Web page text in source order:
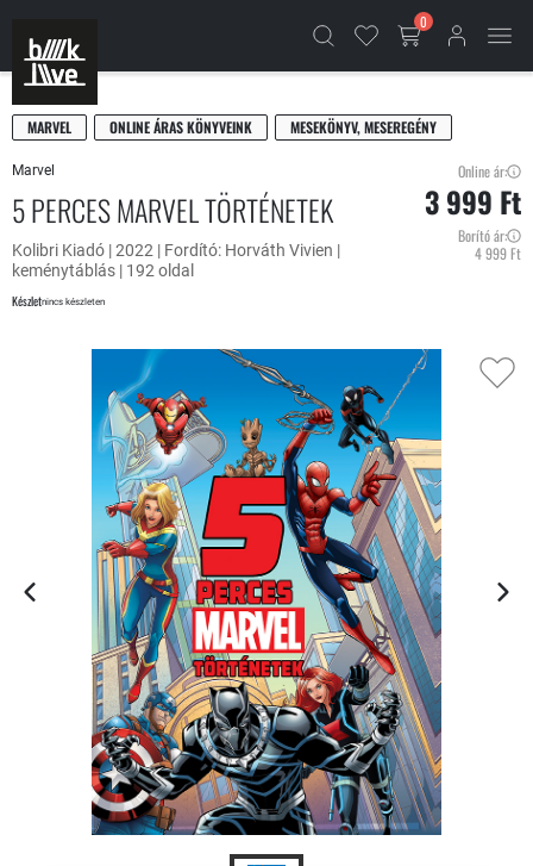
0
MARVEL ONLINE ÁRAS KÖNYVEINK MESEKÖNYV, MESEREGÉNY
Marvel
5 PERCES MARVEL TÖRTÉNETEK
Kolibri Kiadó | 2022 | Fordító: Horváth Vivien |
keménytáblás | 192 oldal
Készletnincs készleten
Online ár:
3 999 Ft
Borító ár:
4 999 Ft